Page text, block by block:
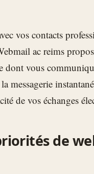
vos contacts
ac reims
dont vous
messagerie
de vos échanges
de